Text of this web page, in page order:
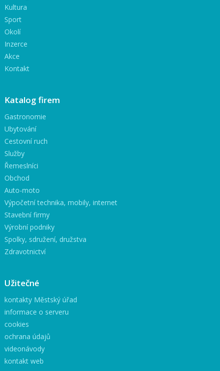
Kultura
Sport
Okolí
Inzerce
Akce
Kontakt
Katalog firem
Gastronomie
Ubytování
Cestovní ruch
Služby
Řemeslníci
Obchod
Auto-moto
Výpočetní technika, mobily, internet
Stavební firmy
Výrobní podniky
Spolky, sdružení, družstva
Zdravotnictví
Užitečné
kontakty Městský úřad
informace o serveru
cookies
ochrana údajů
videonávody
kontakt web